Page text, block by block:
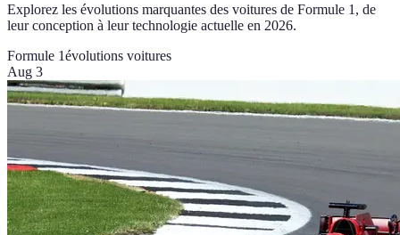
Explorez les évolutions marquantes des voitures de Formule 1, de
leur conception à leur technologie actuelle en 2026.
Formule 1évolutions voitures
Aug 3